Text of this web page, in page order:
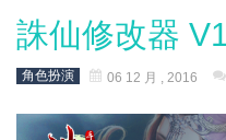
誅仙修改器
角色扮演 06 12 月 , 2016